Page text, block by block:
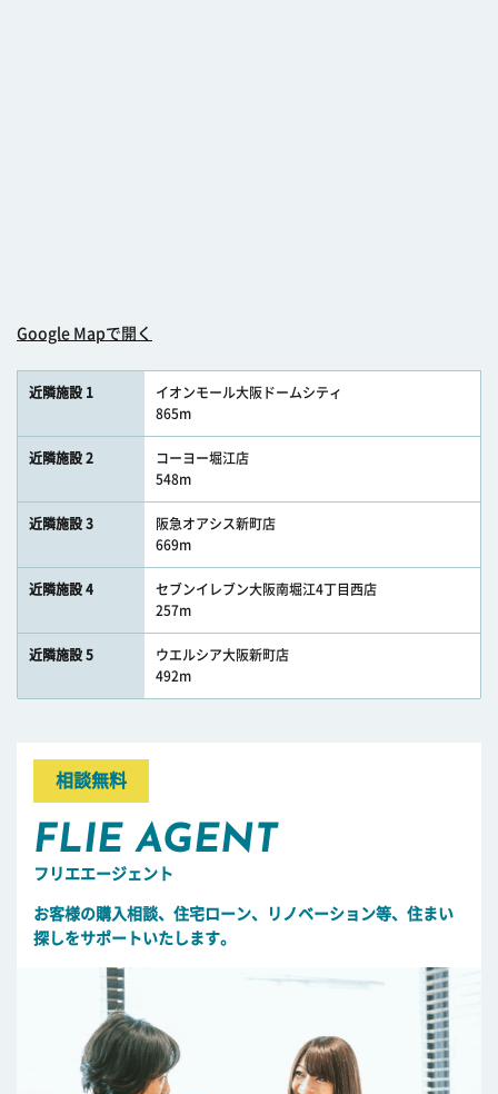
Google Mapで開く
近隣施設 1
イオンモール大阪ドームシティ
865m
近隣施設 2
コーヨー堀江店
548m
近隣施設 3
阪急オアシス新町店
669m
近隣施設 4
セブンイレブン大阪南堀江4丁目西店
257m
近隣施設 5
ウエルシア大阪新町店
492m
相談無料
FLIE AGENT
フリエエージェント
お客様の購入相談、住宅ローン、リノベーション等、住まい
探しをサポートいたします。